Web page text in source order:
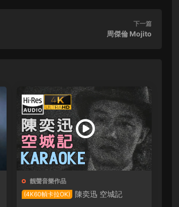
下一篇
周傑倫 Mojito
靓聲音樂作品
(4K60幀卡拉OK)
陳奕迅 空城記